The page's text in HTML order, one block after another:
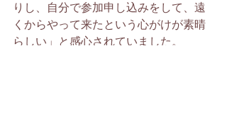
りし、自分で参加申し込みをして、遠
くからやって来たという心がけが素晴
らしい」と感心されていました。